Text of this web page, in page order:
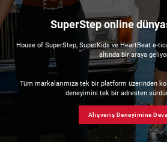
SuperStep online
House of SuperStep, SuperKids ve HeartBeat e-
altında bir araya
Tüm markalarımıza tek bir platform üzerinden
deneyimini tek bir adresten
Alışveriş Deneyimine